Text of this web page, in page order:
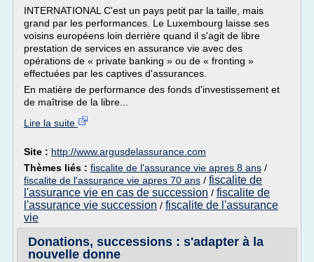
INTERNATIONAL C'est un pays petit par la taille, mais
grand par les performances. Le Luxembourg laisse ses
voisins européens loin derrière quand il s'agit de libre
prestation de services en assurance vie avec des
opérations de « private banking » ou de « fronting »
effectuées par les captives d'assurances.
En matière de performance des fonds d'investissement et
de maîtrise de la libre...
Lire la suite
Site : http://www.argusdelassurance.com
Thèmes liés : fiscalite de l'assurance vie apres 8 ans /
fiscalite de l'assurance vie apres 70 ans / fiscalite de
l'assurance vie en cas de succession / fiscalite de
l'assurance vie succession / fiscalite de l'assurance
vie
Donations, successions : s'adapter à la
nouvelle donne